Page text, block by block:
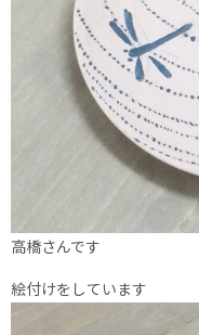
高橋さんです
絵付けをしています